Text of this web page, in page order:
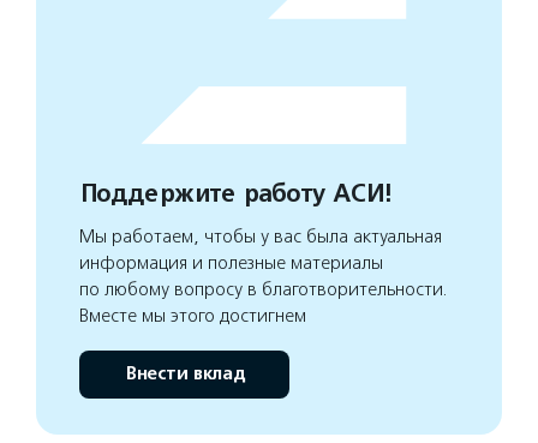
Поддержите работу АСИ!
Мы работаем, чтобы у вас была актуальная
информация и полезные материалы
по любому вопросу в благотворительности.
Вместе мы этого достигнем
Внести вклад